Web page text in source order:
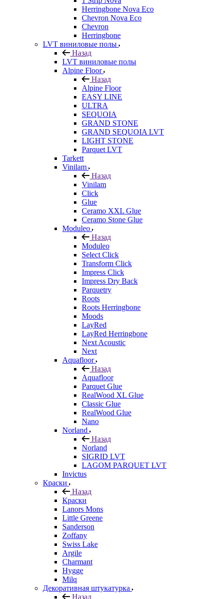
Herringbone Nova Eco
Chevron Nova Eco
Chevron
Herringbone
LVT виниловые полы
Назад
LVT виниловые полы
Alpine Floor
Назад
Alpine Floor
EASY LINE
ULTRA
SEQUOIA
GRAND STONE
GRAND SEQUOIA LVT
LIGHT STONE
Parquet LVT
Tarkett
Vinilam
Назад
Vinilam
Click
Glue
Ceramo XXL Glue
Ceramo Stone Glue
Moduleo
Назад
Moduleo
Select Click
Transform Click
Impress Click
Impress Dry Back
Parquetry
Roots
Roots Herringbone
Moods
LayRed
LayRed Herringbone
Next Acoustic
Next
Aquafloor
Назад
Aquafloor
Parquet Glue
RealWood XL Glue
Classic Glue
RealWood Glue
Nano
Norland
Назад
Norland
SIGRID LVT
LAGOM PARQUET LVT
Invictus
Краски
Назад
Краски
Lanors Mons
Little Greene
Sanderson
Zoffany
Swiss Lake
Argile
Charmant
Hygge
Milq
Декоративная штукатурка
Назад